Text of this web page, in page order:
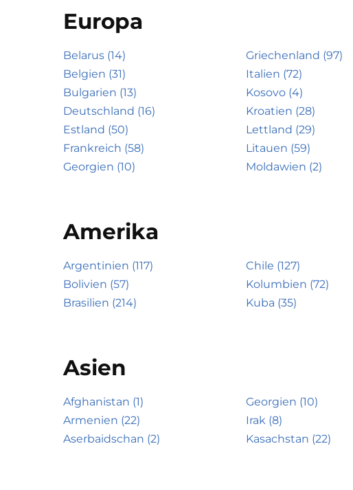
Europa
Belarus (14)
Belgien (31)
Bulgarien (13)
Deutschland (16)
Estland (50)
Frankreich (58)
Georgien (10)
Griechenland (97)
Italien (72)
Kosovo (4)
Kroatien (28)
Lettland (29)
Litauen (59)
Moldawien (2)
Amerika
Argentinien (117)
Bolivien (57)
Brasilien (214)
Chile (127)
Kolumbien (72)
Kuba (35)
Asien
Afghanistan (1)
Armenien (22)
Aserbaidschan (2)
Georgien (10)
Irak (8)
Kasachstan (22)